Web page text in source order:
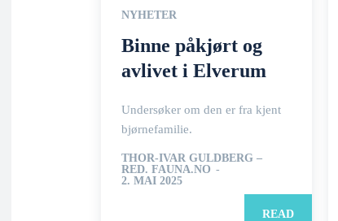
NYHETER
Binne påkjørt og
avlivet i Elverum
Undersøker om den er fra kjent
bjørnefamilie.
THOR-IVAR GULDBERG –
RED. FAUNA.NO -
2. MAI 2025
READ